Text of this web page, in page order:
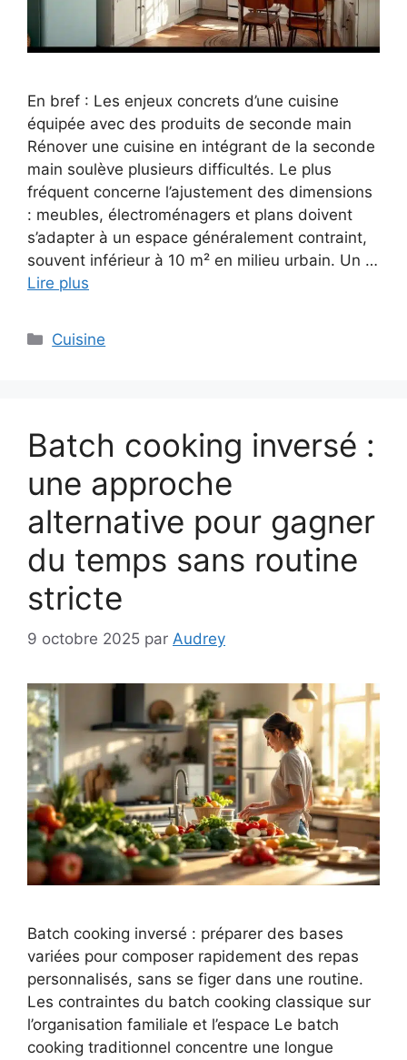
En bref : Les enjeux concrets d’une cuisine
équipée avec des produits de seconde main
Rénover une cuisine en intégrant de la seconde
main soulève plusieurs difficultés. Le plus
fréquent concerne l’ajustement des dimensions
: meubles, électroménagers et plans doivent
s’adapter à un espace généralement contraint,
souvent inférieur à 10 m² en milieu urbain. Un …
Lire plus
Catégories
Cuisine
Batch cooking inversé :
une approche
alternative pour gagner
du temps sans routine
stricte
9 octobre 2025 par Audrey
Batch cooking inversé : préparer des bases
variées pour composer rapidement des repas
personnalisés, sans se figer dans une routine.
Les contraintes du batch cooking classique sur
l’organisation familiale et l’espace Le batch
cooking traditionnel concentre une longue